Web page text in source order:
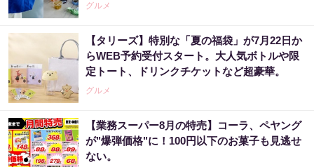
グルメ
【タリーズ】特別な「夏の福袋」が7月22日か
らWEB予約受付スタート。大人気ボトルや限
定トート、ドリンクチケットなど超豪華。
グルメ
【業務スーパー8月の特売】コーラ、ペヤング
が"爆弾価格"に！100円以下のお菓子も見逃せ
ない。